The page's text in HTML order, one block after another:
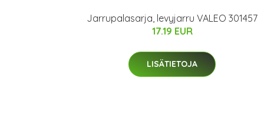
Jarrupalasarja, levyjarru VALEO 301457
17.19 EUR
LISÄTIETOJA